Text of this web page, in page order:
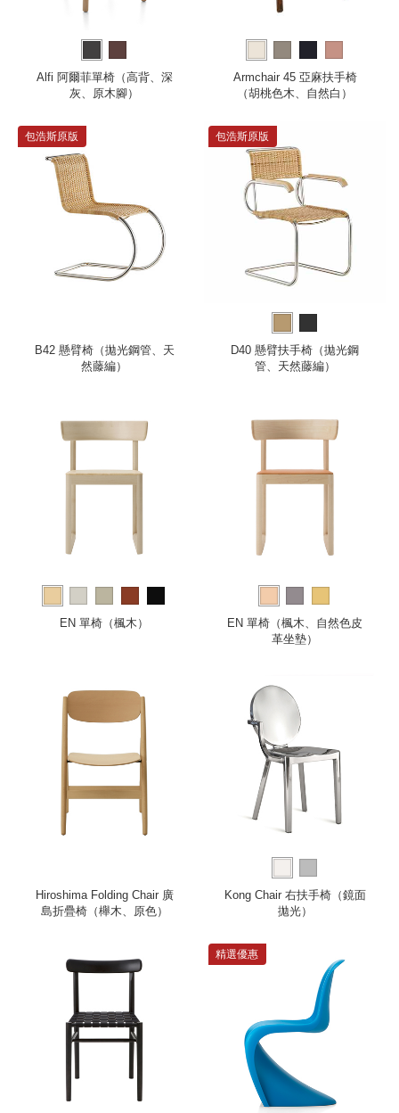
Alfi 阿爾菲單椅（高背、深
灰、原木腳）
Armchair 45 亞麻扶手椅
（胡桃色木、自然白）
包浩斯原版
B42 懸臂椅（拋光鋼管、天
然藤編）
包浩斯原版
D40 懸臂扶手椅（拋光鋼
管、天然藤編）
EN 單椅（楓木）
EN 單椅（楓木、自然色皮
革坐墊）
Hiroshima Folding Chair 廣
島折疊椅（櫸木、原色）
Kong Chair 右扶手椅（鏡面
拋光）
精選優惠